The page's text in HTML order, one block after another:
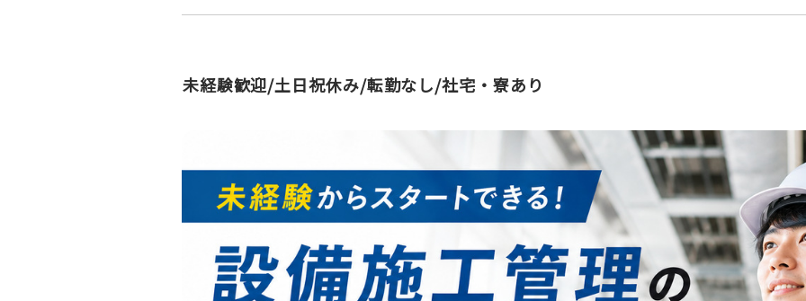
未経験歓迎/土日祝休み/転勤なし/社宅・寮あり